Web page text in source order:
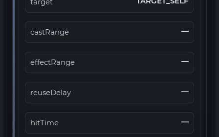
target
castRange —
effectRange —
reuseDelay —
hitTime —